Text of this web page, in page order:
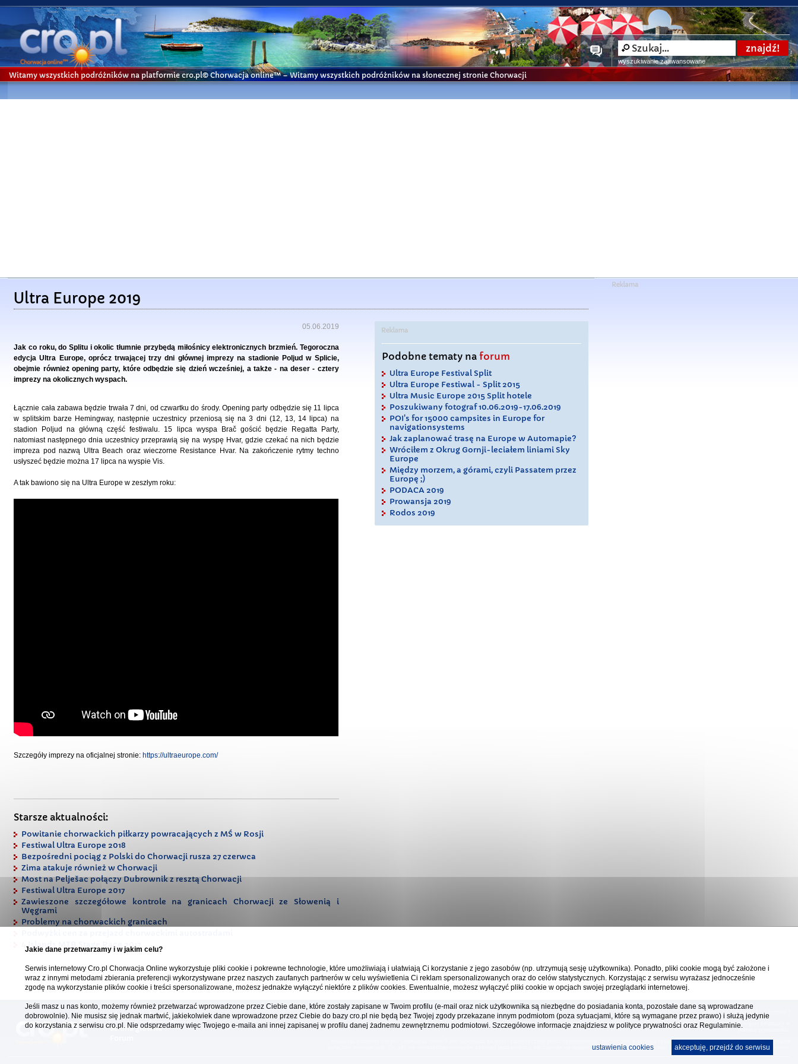
wyszukiwanie zaawansowane
Witamy wszystkich podróżników na platformie cro.pl© Chorwacja online™– Witamy wszystkich podróżników na słonecznej stronie Chorwacji
Ultra Europe 2019
05.06.2019
Jak co roku, do Splitu i okolic tłumnie przybędą miłośnicy elektronicznych brzmień. Tegoroczna
edycja Ultra Europe, oprócz trwającej trzy dni głównej imprezy na stadionie Poljud w Splicie,
obejmie również opening party, które odbędzie się dzień wcześniej, a także - na deser - cztery
imprezy na okolicznych wyspach.
Łącznie cała zabawa będzie trwała 7 dni, od czwartku do środy. Opening party odbędzie się 11 lipca
w splitskim barze Hemingway, następnie uczestnicy przeniosą się na 3 dni (12, 13, 14 lipca) na
stadion Poljud na główną część festiwalu. 15 lipca wyspa Brač gościć będzie Regatta Party,
natomiast następnego dnia uczestnicy przeprawią się na wyspę Hvar, gdzie czekać na nich będzie
impreza pod nazwą Ultra Beach oraz wieczorne Resistance Hvar. Na zakończenie rytmy techno
usłyszeć będzie można 17 lipca na wyspie Vis.
A tak bawiono się na Ultra Europe w zeszłym roku:
Szczegóły imprezy na oficjalnej stronie: https://ultraeurope.com/
Starsze aktualności:
Powitanie chorwackich piłkarzy powracających z MŚ w Rosji
Festiwal Ultra Europe 2018
Bezpośredni pociąg z Polski do Chorwacji rusza 27 czerwca
Zima atakuje również w Chorwacji
Most na Pelješac połączy Dubrownik z resztą Chorwacji
Festiwal Ultra Europe 2017
Zawieszone szczegółowe kontrole na granicach Chorwacji ze Słowenią i
Węgrami
Problemy na chorwackich granicach
4 Islands MTB Stage Race 2017
Podobne tematy na forum
Ultra Europe Festival Split
Ultra Europe Festiwal - Split 2015
Ultra Music Europe 2015 Split hotele
Poszukiwany fotograf 10.06.2019-17.06.2019
POI's for 15000 campsites in Europe for
navigationsystems
Jak zaplanować trasę na Europe w Automapie?
Wróciłem z Okrug Gornji-leciałem liniami Sky
Europe
Między morzem, a górami, czyli Passatem przez
Europę ;)
PODACA 2019
Prowansja 2019
Rodos 2019
Chorwacja Online
Strona główna
[ reklama ] [
Platforma cro.pl© Chorwacja online™ wykorzystuje cookies do prawidłowego działania, te pliki gromadzą na Twoim komputerze dane ułatwiające korzystanie z serwisu; więcej informacji w
polityce prywatności
Redakcja platformy cro.pl© Chorwacja online™ nie odpowiada za treści zamieszczone przez użytkowników. Korzystanie z serwisu oznacza akceptację regulaminu. Serwis ma charakter
wyłącznie informacyjny. Cro.pl© nie reprezentuje interesów żadnego biura podróży, nie zajmuje się organizacją imprez turystycznych oraz nie odpowiada za treść zamieszczonych reklam.
Jakie dane przetwarzamy i w jakim celu?
Serwis internetowy Cro.pl Chorwacja Online wykorzystuje pliki cookie i pokrewne technologie, które umożliwiają i ułatwiają Ci korzystanie z jego zasobów (np. utrzymują sesję użytkownika). Ponadto, pliki cookie mogą być założone i
wraz z innymi metodami zbierania preferencji wykorzystywane przez naszych zaufanych partnerów w celu wyświetlenia Ci reklam spersonalizowanych oraz do celów statystycznych. Korzystając z serwisu wyrażasz jednocześnie
zgodę na wykorzystanie plików cookie i treści spersonalizowane, możesz jednakże wyłączyć niektóre z plików cookies. Ewentualnie, możesz wyłączyć pliki cookie w opcjach swojej przeglądarki internetowej.
Jeśli masz u nas konto, możemy również przetwarzać wprowadzone przez Ciebie dane, które zostały zapisane w Twoim profilu (e-mail oraz nick użytkownika są niezbędne do posiadania konta, pozostałe dane są wprowadzane
dobrowolnie). Nie musisz się jednak martwić, jakiekolwiek dane wprowadzone przez Ciebie do bazy cro.pl nie będą bez Twojej zgody przekazane innym podmiotom (poza sytuacjami, które są wymagane przez prawo) i służą jedynie
do korzystania z serwisu cro.pl. Nie odsprzedamy więc Twojego e-maila ani innej zapisanej w profilu danej żadnemu zewnętrznemu podmiotowi. Szczegółowe informacje znajdziesz w polityce prywatności oraz Regulaminie.
akceptuję, przejdź do serwisu
ustawienia cookies